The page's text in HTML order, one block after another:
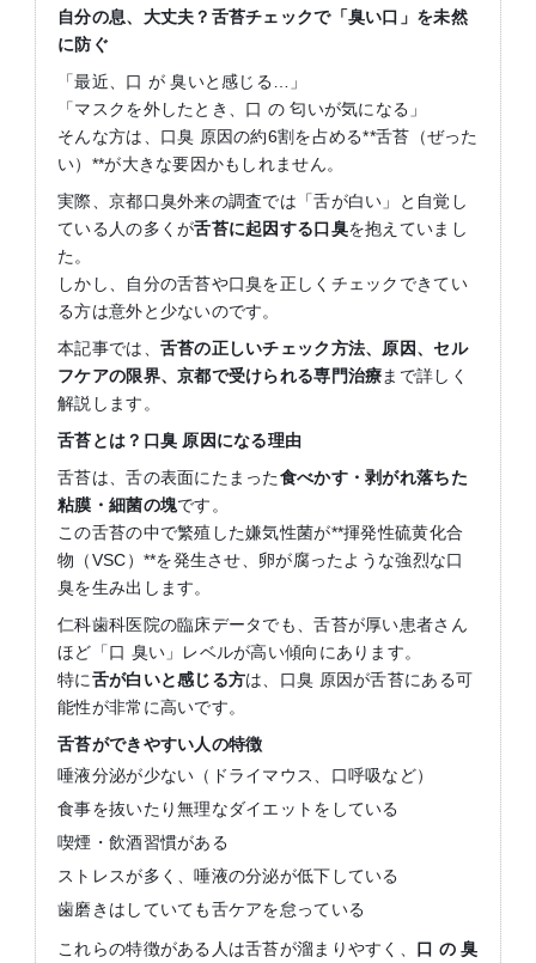
自分の息、大丈夫？舌苔チェックで「臭い口」を未然
に防ぐ
「最近、口 が 臭いと感じる…」
「マスクを外したとき、口 の 匂いが気になる」
そんな方は、口臭 原因の約6割を占める**舌苔（ぜった
い）**が大きな要因かもしれません。
実際、京都口臭外来の調査では「舌が白い」と自覚し
ている人の多くが舌苔に起因する口臭を抱えていまし
た。
しかし、自分の舌苔や口臭を正しくチェックできてい
る方は意外と少ないのです。
本記事では、 舌苔の正しいチェック方法、原因、セル
フケアの限界、京都で受けられる専門治療まで詳しく
解説します。
舌苔とは？口臭 原因になる理由
舌苔は、舌の表面にたまった食べかす・剥がれ落ちた
粘膜・細菌の塊です。
この舌苔の中で繁殖した嫌気性菌が**揮発性硫黄化合
物（VSC）**を発生させ、卵が腐ったような強烈な口
臭を生み出します。
仁科歯科医院の臨床データでも、舌苔が厚い患者さん
ほど「口 臭い」レベルが高い傾向にあります。
特に舌が白いと感じる方は、口臭 原因が舌苔にある可
能性が非常に高いです。
舌苔ができやすい人の特徴
唾液分泌が少ない（ドライマウス、口呼吸など）
食事を抜いたり無理なダイエットをしている
喫煙・飲酒習慣がある
ストレスが多く、唾液の分泌が低下している
歯磨きはしていても舌ケアを怠っている
これらの特徴がある人は舌苔が溜まりやすく、 口 の 臭